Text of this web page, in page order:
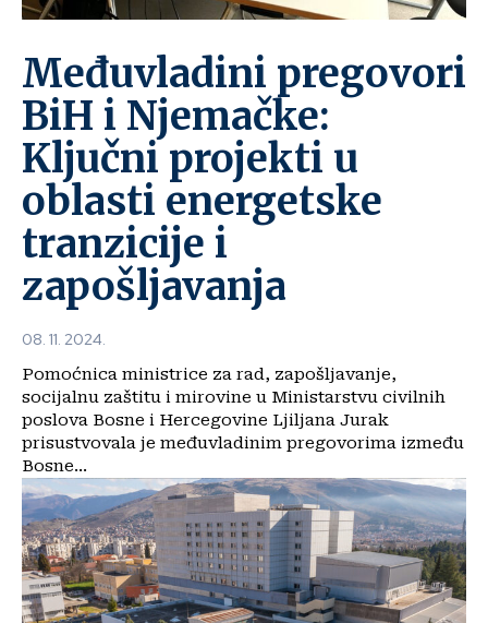
Međuvladini pregovori
BiH i Njemačke:
Ključni projekti u
oblasti energetske
tranzicije i
zapošljavanja
08. 11. 2024.
Pomoćnica ministrice za rad, zapošljavanje,
socijalnu zaštitu i mirovine u Ministarstvu civilnih
poslova Bosne i Hercegovine Ljiljana Jurak
prisustvovala je međuvladinim pregovorima između
Bosne...